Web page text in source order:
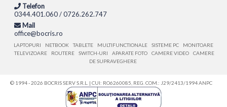
Telefon
0344.401.060 / 0726.262.747
Mail
office@bocris.ro
LAPTOPURI NETBOOK TABLETE MULTIFUNCTIONALE SISTEME PC
MONITOARE
TELEVIZOARE
ROUTERE SWITCH-URI APARATE FOTO CAMERE VIDEO
CAMERE
DE SUPRAVEGHERE
© 1994 - 2026 BOCRIS SERV S.R.L. | CUI: RO6260085, REG. COM.: J29/2413/1994ANPC